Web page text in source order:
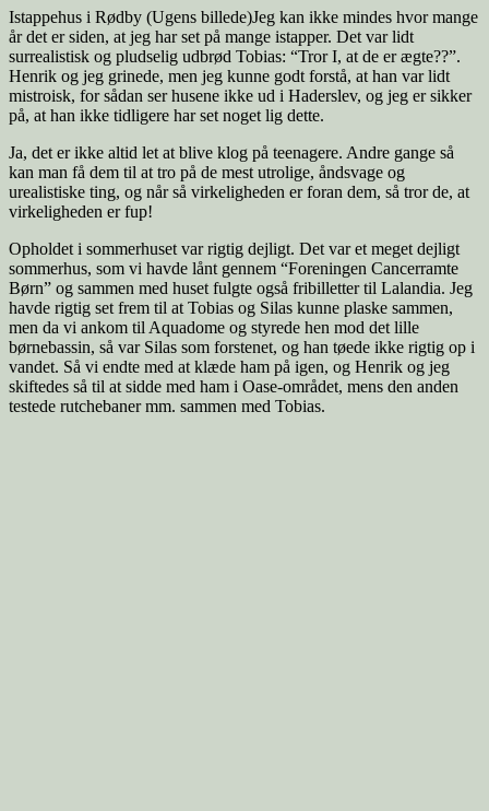
Istappehus i Rødby (Ugens billede)Jeg kan ikke mindes hvor mange
år det er siden, at jeg har set på mange istapper. Det var lidt
surrealistisk og pludselig udbrød Tobias: “Tror I, at de er ægte??”.
Henrik og jeg grinede, men jeg kunne godt forstå, at han var lidt
mistroisk, for sådan ser husene ikke ud i Haderslev, og jeg er sikker
på, at han ikke tidligere har set noget lig dette.
Ja, det er ikke altid let at blive klog på teenagere. Andre gange så
kan man få dem til at tro på de mest utrolige, åndsvage og
urealistiske ting, og når så virkeligheden er foran dem, så tror de, at
virkeligheden er fup!
Opholdet i sommerhuset var rigtig dejligt. Det var et meget dejligt
sommerhus, som vi havde lånt gennem “Foreningen Cancerramte
Børn” og sammen med huset fulgte også fribilletter til Lalandia. Jeg
havde rigtig set frem til at Tobias og Silas kunne plaske sammen,
men da vi ankom til Aquadome og styrede hen mod det lille
børnebassin, så var Silas som forstenet, og han tøede ikke rigtig op i
vandet. Så vi endte med at klæde ham på igen, og Henrik og jeg
skiftedes så til at sidde med ham i Oase-området, mens den anden
testede rutchebaner mm. sammen med Tobias.